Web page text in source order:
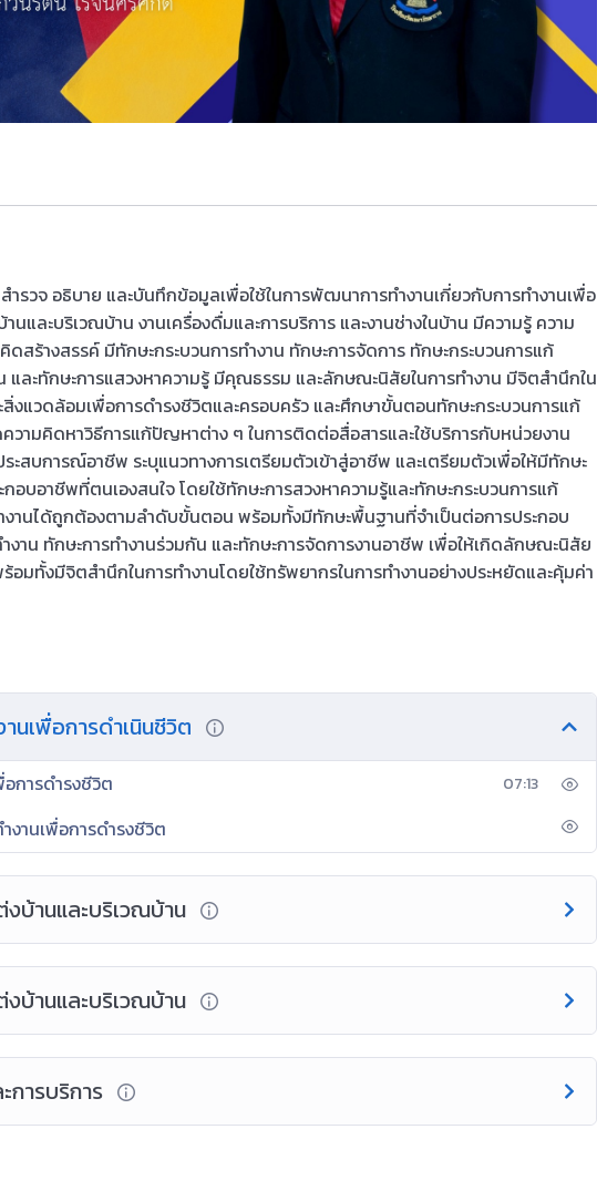
ำรวจ อธิบาย และบันทึกข้อมูลเพื่อใช้ในการพัฒนาการทำงานเกี่ยวกับการทำงานเพื่อ
และบริเวณบ้าน งานเครื่องดื่มและการบริการ และงานช่างในบ้าน มีความรู้ ความ
คิดสร้างสรรค์ มีทักษะกระบวนการทำงาน ทักษะการจัดการ ทักษะกระบวนการแก้
ละทักษะการแสวงหาความรู้ มีคุณธรรม และลักษณะนิสัยในการทำงาน มีจิตสำนึกใน
งแวดล้อมเพื่อการดำรงชีวิตและครอบครัว และศึกษาขั้นตอนทักษะกระบวนการแก้
วามคิดหาวิธีการแก้ปัญหาต่าง ๆ ในการติดต่อสื่อสารและใช้บริการกับหน่วยงาน
ะสบการณ์อาชีพ ระบุแนวทางการเตรียมตัวเข้าสู่อาชีพ และเตรียมตัวเพื่อให้มีทักษะ
อบอาชีพที่ตนเองสนใจ โดยใช้ทักษะการสวงหาความรู้และทักษะกระบวนการแก้
านได้ถูกต้องตามลำดับขั้นตอน พร้อมทั้งมีทักษะพื้นฐานที่จำเป็นต่อการประกอบ
งาน ทักษะการทำงานร่วมกัน และทักษะการจัดการงานอาชีพ เพื่อให้เกิดลักษณะนิสัย
มทั้งมีจิตสำนึกในการทำงานโดยใช้ทรัพยากรในการทำงานอย่างประหยัดและคุ้มค่า
นเพื่อการดำเนินชีวิต
การดำรงชีวิต 07:13
งานเพื่อการดำรงชีวิต
บ้านและบริเวณบ้าน
บ้านและบริเวณบ้าน
การบริการ